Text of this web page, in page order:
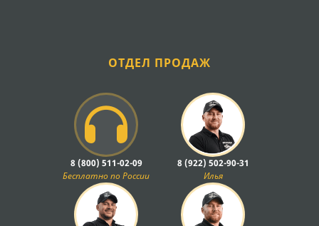
ОТДЕЛ ПРОДАЖ
8 (800) 511-02-09
Бесплатно по России
8 (922) 502-90-31
Илья